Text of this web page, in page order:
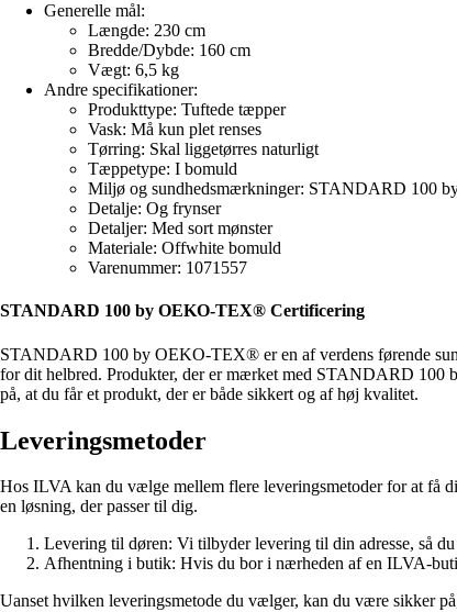
Generelle mål:
Længde: 230 cm
Bredde/Dybde: 160 cm
Vægt: 6,5 kg
Andre specifikationer:
Produkttype: Tuftede tæpper
Vask: Må kun plet renses
Tørring: Skal liggetørres naturligt
Tæppetype: I bomuld
Miljø og sundhedsmærkninger: STANDARD 100
Detalje: Og frynser
Detaljer: Med sort mønster
Materiale: Offwhite bomuld
Varenummer: 1071557
STANDARD 100 by OEKO-TEX® Certificering
STANDARD 100 by OEKO-TEX® er en af verdens førende
for dit helbred. Produkter, der er mærket med STANDARD 100
på, at du får et produkt, der er både sikkert og af høj kvalitet.
Leveringsmetoder
Hos ILVA kan du vælge mellem flere leveringsmetoder for at få
en løsning, der passer til dig.
Levering til døren: Vi tilbyder levering til din adresse, så
Afhentning i butik: Hvis du bor i nærheden af en ILVA-
Uanset hvilken leveringsmetode du vælger, kan du være sikker